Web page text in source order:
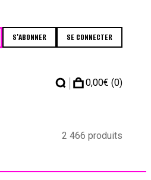
S'ABONNER SE CONNECTER
| 0,00€ (0)
2 466 produits